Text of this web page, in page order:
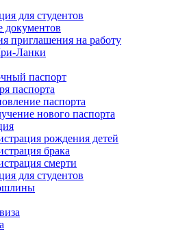
для студентов
документов
приглашения на работу
Ланки
паспорт
паспорта
паспорта
нового паспорта
рождения детей
брака
смерти
для студентов